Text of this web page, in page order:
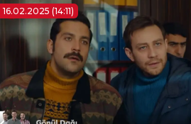
16.02.2025 (14:11)